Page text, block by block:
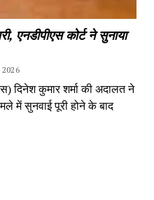
एनडीपीएस कोर्ट ने सुनाया
दिनेश कुमार शर्मा की अदालत ने
में सुनवाई पूरी होने के बाद